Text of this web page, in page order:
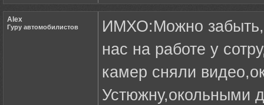
Alex
Гуру автомобилистов
ИМХО:Можно
нас на работе у
камер сняли
Устюжну,окольными